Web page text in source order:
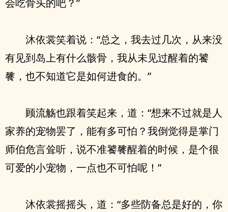
会吃骨头的吧？”
沐依裳笑着说：“总之，我去过几次，从来没
有见到岛上有什么骸骨，我从未见过醒着的饕
餮，也不知道它是如何进食的。”
顾流觞也跟着笑起来，道：“想来不过就是人
家养的宠物罢了，能有多可怕？我倒觉得是掌门
师伯危言耸听，说不准饕餮醒着的时候，是个很
可爱的小宠物，一点也不可怕呢！”
沐依裳摇摇头，道：“多些防备总是好的，你